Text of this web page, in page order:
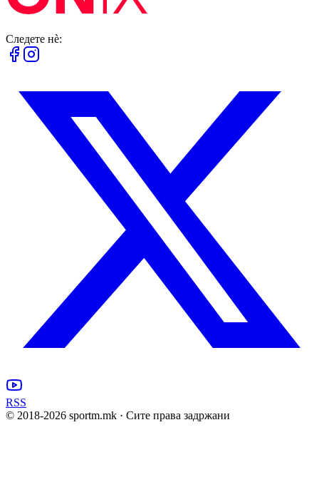
Следете нè:
RSS
© 2018-2026 sportm.mk · Сите права задржани